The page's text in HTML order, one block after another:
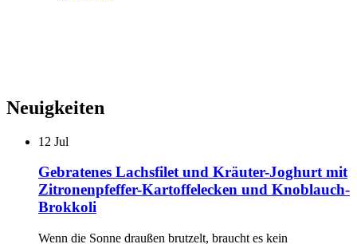
Neuigkeiten
12 Jul
Gebratenes Lachsfilet und Kräuter-Joghurt mit
Zitronenpfeffer-Kartoffelecken und Knoblauch-
Brokkoli
Wenn die Sonne draußen brutzelt, braucht es kein